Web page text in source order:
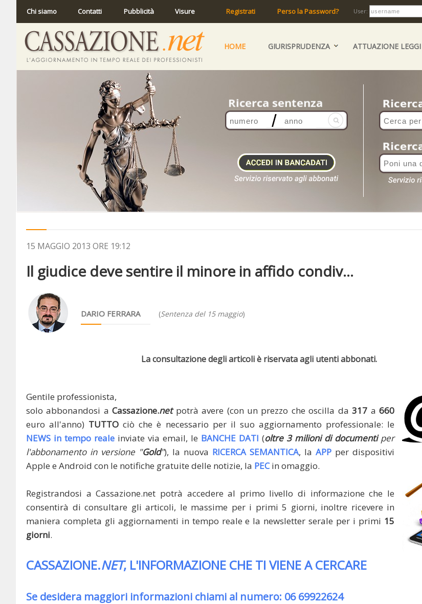
Chi siamo Contatti Pubblicità Visure Registrati Perso la Password? User:
HOME GIURISPRUDENZA ATTUAZIONE LEGGI
15 MAGGIO 2013 ORE 19:12
Il giudice deve sentire il minore in affido condiv...
DARIO FERRARA (Sentenza del 15 maggio)
La consultazione degli articoli è riservata agli utenti abbonati.
Gentile professionista,
solo abbonandosi aCassazione.netpotrà avere (con un prezzo che oscilla da317 a660
euro all'anno) TUTTO ciò che è necessario per il suo aggiornamento professionale: le
NEWS in tempo reale inviate via email, le BANCHE DATI (oltre 3 milioni di documentiper
l'abbonamento in versione "Gold"), la nuova RICERCA SEMANTICA, la APP per dispositivi
Apple e Android con le notifiche gratuite delle notizie, la PECin omaggio.
Registrandosi a Cassazione.net potrà accedere al primo livello di informazione che le
consentirà di consultare gli articoli, le massime per i primi 5 giorni, inoltre ricevere in
maniera completa gli aggiornamenti in tempo reale e la newsletter serale per i primi 15
giorni.
CASSAZIONE.NET, L'INFORMAZIONE CHE TI VIENE A CERCARE
Se desidera maggiori informazioni chiami al numero: 06 69922624